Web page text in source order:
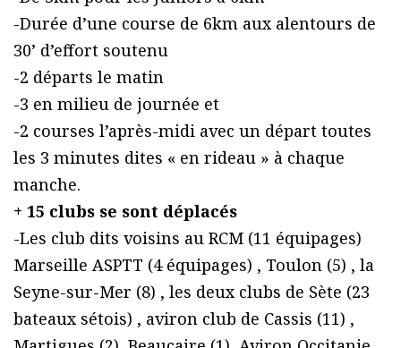
-Durée d’une course de 6km aux alentours de
30’ d’effort soutenu
-2 départs le matin
-3 en milieu de journée et
-2 courses l’après-midi avec un départ toutes
les 3 minutes dites « en rideau » à chaque
manche.
+ 15 clubs se sont déplacés
-Les club dits voisins au RCM (11 équipages)
Marseille ASPTT (4 équipages) , Toulon (5) , la
Seyne-sur-Mer (8) , les deux clubs de Sète (23
bateaux sétois) , aviron club de Cassis (11) ,